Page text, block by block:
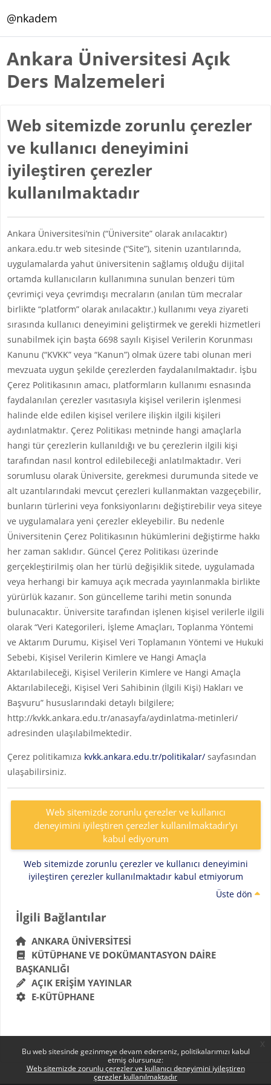
Bu web sitesinde gezinmeye devam ederseniz, politikalarımızı kabul
etmiş olursunuz:
Web sitemizde zorunlu çerezler ve kullanıcı deneyimini iyileştiren
çerezler kullanılmaktadır
@nkadem
Ankara Üniversitesi Açık
Ders Malzemeleri
Web sitemizde zorunlu çerezler
ve kullanıcı deneyimini
iyileştiren çerezler
kullanılmaktadır
Ankara Üniversitesi’nin (“Üniversite” olarak anılacaktır)
ankara.edu.tr web sitesinde (“Site”), sitenin uzantılarında,
uygulamalarda yahut üniversitenin sağlamış olduğu dijital
ortamda kullanıcıların kullanımına sunulan benzeri tüm
çevrimiçi veya çevrimdışı mecraların (anılan tüm mecralar
birlikte “platform” olarak anılacaktır.) kullanımı veya ziyareti
sırasında kullanıcı deneyimini geliştirmek ve gerekli hizmetleri
sunabilmek için başta 6698 sayılı Kişisel Verilerin Korunması
Kanunu (“KVKK” veya “Kanun”) olmak üzere tabi olunan meri
mevzuata uygun şekilde çerezlerden faydalanılmaktadır. İşbu
Çerez Politikasının amacı, platformların kullanımı esnasında
faydalanılan çerezler vasıtasıyla kişisel verilerin işlenmesi
halinde elde edilen kişisel verilere ilişkin ilgili kişileri
aydınlatmaktır. Çerez Politikası metninde hangi amaçlarla
hangi tür çerezlerin kullanıldığı ve bu çerezlerin ilgili kişi
tarafından nasıl kontrol edilebileceği anlatılmaktadır. Veri
sorumlusu olarak Üniversite, gerekmesi durumunda sitede ve
alt uzantılarındaki mevcut çerezleri kullanmaktan vazgeçebilir,
bunların türlerini veya fonksiyonlarını değiştirebilir veya siteye
ve uygulamalara yeni çerezler ekleyebilir. Bu nedenle
Üniversitenin Çerez Politikasının hükümlerini değiştirme hakkı
her zaman saklıdır. Güncel Çerez Politikası üzerinde
gerçekleştirilmiş olan her türlü değişiklik sitede, uygulamada
veya herhangi bir kamuya açık mecrada yayınlanmakla birlikte
yürürlük kazanır. Son güncelleme tarihi metin sonunda
bulunacaktır. Üniversite tarafından işlenen kişisel verilerle ilgili
olarak “Veri Kategorileri, İşleme Amaçları, Toplanma Yöntemi
ve Aktarım Durumu, Kişisel Veri Toplamanın Yöntemi ve Hukuki
Sebebi, Kişisel Verilerin Kimlere ve Hangi Amaçla
Aktarılabileceği, Kişisel Verilerin Kimlere ve Hangi Amaçla
Aktarılabileceği, Kişisel Veri Sahibinin (İlgili Kişi) Hakları ve
Başvuru” hususlarındaki detaylı bilgilere;
http://kvkk.ankara.edu.tr/anasayfa/aydinlatma-metinleri/
adresinden ulaşılabilmektedir.
Çerez politikamıza kvkk.ankara.edu.tr/politikalar/sayfasından
ulaşabilirsiniz.
Web sitemizde zorunlu çerezler ve kullanıcı
deneyimini iyileştiren çerezler kullanılmaktadır'yı
kabul ediyorum
Web sitemizde zorunlu çerezler ve kullanıcı deneyimini
iyileştiren çerezler kullanılmaktadır kabul etmiyorum
Üste dön
Bloklar
İlgili Bağlantılar 'yı atla
İlgili Bağlantılar
ANKARA ÜNIVERSITESI
KÜTÜPHANE VE DOKÜMANTASYON DAIRE
BAŞKANLIĞI
AÇIK ERIŞIM YAYINLAR
E-KÜTÜPHANE